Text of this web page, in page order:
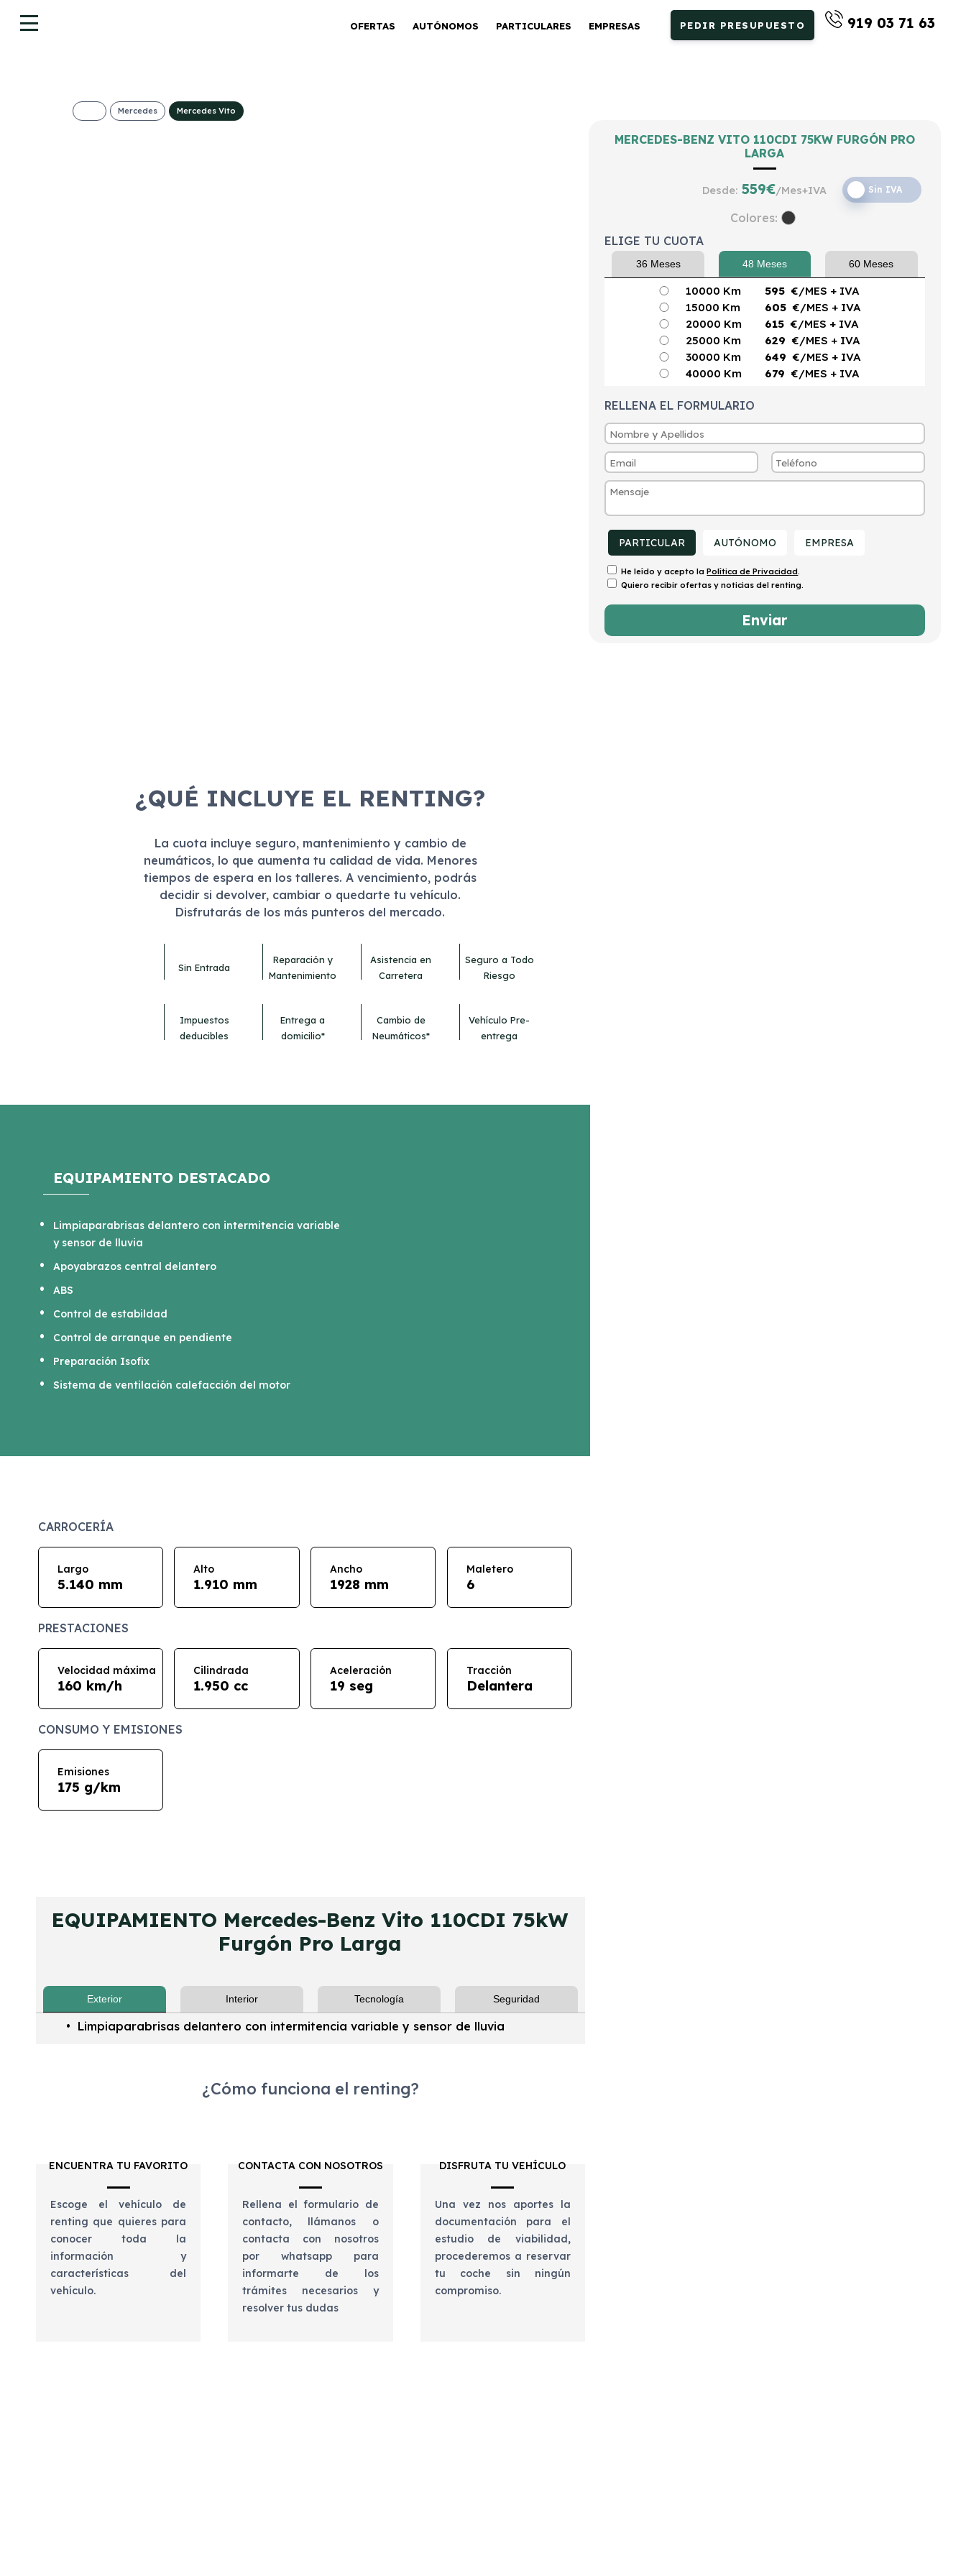
OFERTAS AUTÓNOMOS PARTICULARES EMPRESAS PEDIR PRESUPUESTO 919 03 71 63
Mercedes Mercedes Vito
¿QUÉ INCLUYE EL RENTING?
La cuota incluye seguro, mantenimiento y cambio de
neumáticos, lo que aumenta tu calidad de vida. Menores
tiempos de espera en los talleres. A vencimiento, podrás
decidir si devolver, cambiar o quedarte tu vehículo.
Disfrutarás de los más punteros del mercado.
Sin Entrada
Reparación y
Mantenimiento
Asistencia en
Carretera
Seguro a Todo
Riesgo
Impuestos
deducibles
Entrega a
domicilio*
Cambio de
Neumáticos*
Vehículo Pre-
entrega
EQUIPAMIENTO DESTACADO
Limpiaparabrisas delantero con intermitencia variable
y sensor de lluvia
Apoyabrazos central delantero
ABS
Control de estabildad
Control de arranque en pendiente
Preparación Isofix
Sistema de ventilación calefacción del motor
CARROCERÍA
Largo
5.140 mm
Alto
1.910 mm
Ancho
1928 mm
Maletero
6
PRESTACIONES
Velocidad máxima
160 km/h
Cilindrada
1.950 cc
Aceleración
19 seg
Tracción
Delantera
CONSUMO Y EMISIONES
Emisiones
175 g/km
EQUIPAMIENTO Mercedes-Benz Vito 110CDI 75kW
Furgón Pro Larga
Exterior Interior Tecnología Seguridad
Limpiaparabrisas delantero con intermitencia variable y sensor de lluvia
¿Cómo funciona el renting?
ENCUENTRA TU FAVORITO
Escoge el vehículo de
renting que quieres para
conocer toda la
información y
características del
vehículo.
CONTACTA CON NOSOTROS
Rellena el formulario de
contacto, llámanos o
contacta con nosotros
por whatsapp para
informarte de los
trámites necesarios y
resolver tus dudas
DISFRUTA TU VEHÍCULO
Una vez nos aportes la
documentación para el
estudio de viabilidad,
procederemos a reservar
tu coche sin ningún
compromiso.
MERCEDES-BENZ VITO 110CDI 75KW FURGÓN PRO
LARGA
Desde: 559€/Mes+IVA Sin IVA
Colores:
ELIGE TU CUOTA
36 Meses 48 Meses 60 Meses
10000 Km 595 €/MES + IVA
15000 Km
605 €/MES + IVA
20000 Km
615 €/MES + IVA
25000 Km
629 €/MES + IVA
30000 Km
649 €/MES + IVA
40000 Km
679 €/MES + IVA
RELLENA EL FORMULARIO
PARTICULAR AUTÓNOMO EMPRESA
He leído y acepto laPolítica de Privacidad.
Quiero recibir ofertas y noticias del renting.